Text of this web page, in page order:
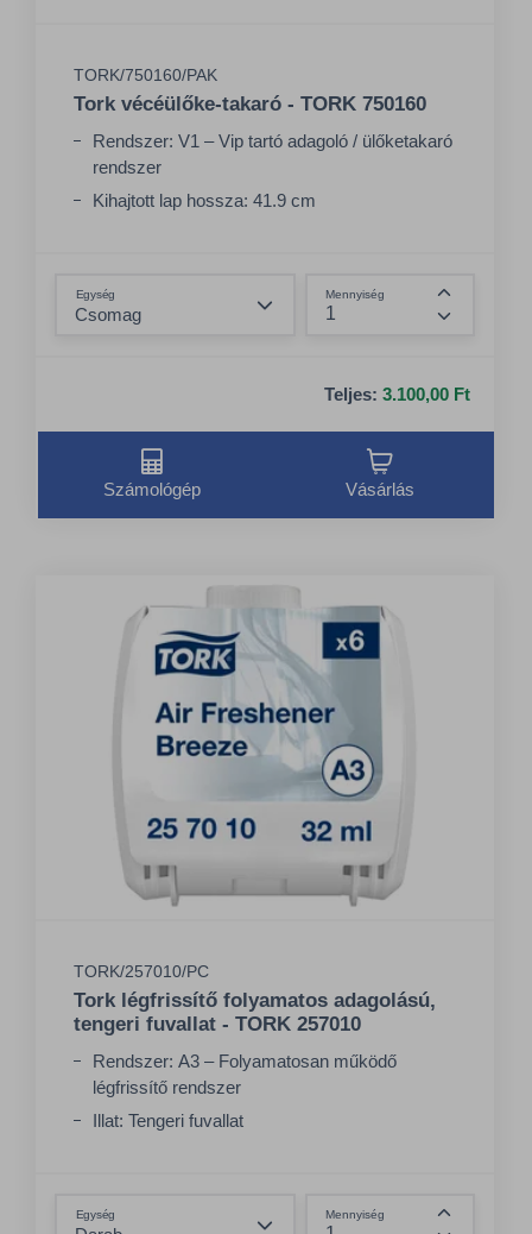
TORK/750160/PAK
Tork vécéülőke-takaró - TORK 750160
Rendszer: V1 – Vip tartó adagoló / ülőketakaró
rendszer
Kihajtott lap hossza: 41.9 cm
Egység Mennyiség
Összeg
Teljes: 3.100,00 Ft
Számológép Vásárlás
TORK/257010/PC
Tork légfrissítő folyamatos adagolású,
tengeri fuvallat - TORK 257010
Rendszer: A3 – Folyamatosan működő
légfrissítő rendszer
Illat: Tengeri fuvallat
Egység Mennyiség